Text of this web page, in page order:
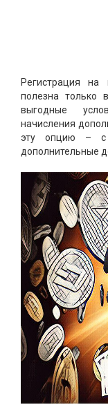
Регистрация
полезна только
выгодные
начисления
эту опцию – с
дополнительные